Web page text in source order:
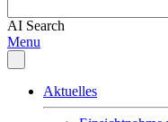
AI Search
Menu
Aktuelles